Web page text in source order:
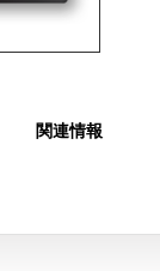
関連情報